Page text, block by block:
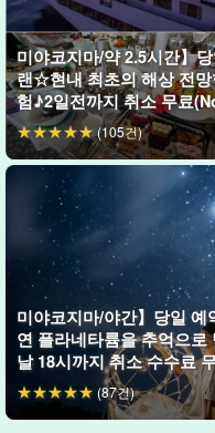
미야코지마/약 2.5시간】
랜☆현내 최초의 해상 전
험♪2일전까지 취소 무료
(105건)
미야코지마/야간】당일
연 플라네타륨을 추억으
날 18시까지 취소 수수료
(87건)